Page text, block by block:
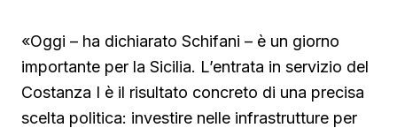
«Oggi – ha dichiarato Schifani – è un giorno
importante per la Sicilia. L’entrata in servizio del
Costanza I è il risultato concreto di una precisa
scelta politica: investire nelle infrastrutture per